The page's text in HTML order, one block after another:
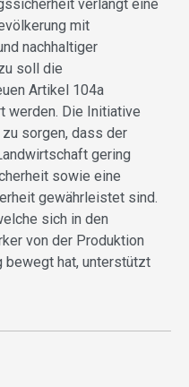
verlangt eine
mit
nachhaltiger
soll die
Artikel 104a
werden. Die Initiative
sorgen, dass der
gering
sowie eine
gewährleistet sind.
sich in den
von der Produktion
bewegt hat, unterstützt